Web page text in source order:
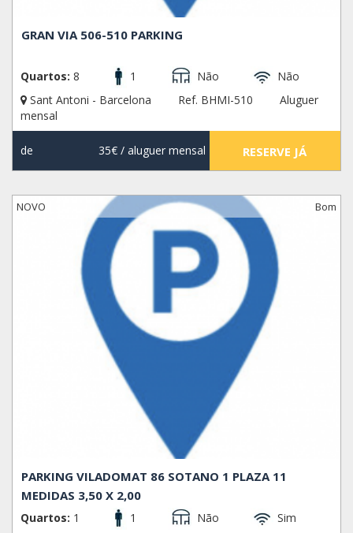
GRAN VIA 506-510 PARKING
Quartos: 8 1 Não
Não
Sant Antoni - Barcelona
Ref. BHMI-510
Aluguer
mensal
de 35€/ aluguer mensal RESERVE JÁ
NOVO Bom
PARKING VILADOMAT 86 SOTANO 1 PLAZA 11
MEDIDAS 3,50 X 2,00
Quartos: 1 1 Não
Sim